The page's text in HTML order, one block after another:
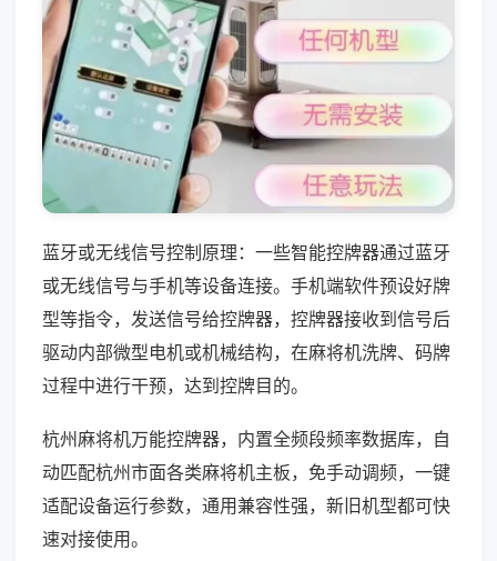
蓝牙或无线信号控制原理：一些智能控牌器通过蓝牙
或无线信号与手机等设备连接。手机端软件预设好牌
型等指令，发送信号给控牌器，控牌器接收到信号后
驱动内部微型电机或机械结构，在麻将机洗牌、码牌
过程中进行干预，达到控牌目的。
杭州麻将机万能控牌器，内置全频段频率数据库，自
动匹配杭州市面各类麻将机主板，免手动调频，一键
适配设备运行参数，通用兼容性强，新旧机型都可快
速对接使用。